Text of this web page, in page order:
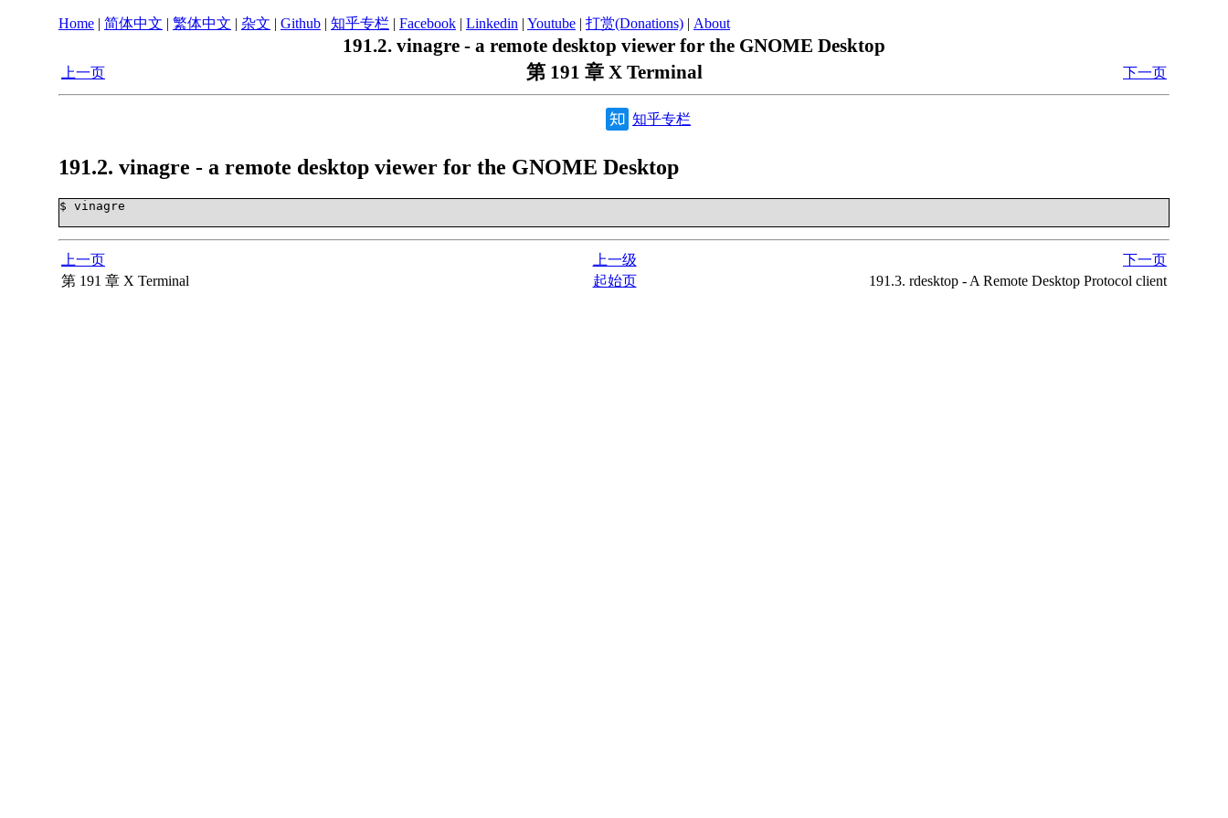
Home | 简体中文 | 繁体中文 | 杂文 | Github | 知乎专栏 | Facebook | Linkedin | Youtube | 打赏(Donations) | About
191.2. vinagre - a remote desktop viewer for the GNOME Desktop
上一页 第 191 章 X Terminal 下一页
知乎专栏
191.2. vinagre - a remote desktop viewer for the GNOME Desktop
$ vinagre
上一页 上一级
下一页
第 191 章 X Terminal
起始页 191.3. rdesktop - A Remote Desktop Protocol client